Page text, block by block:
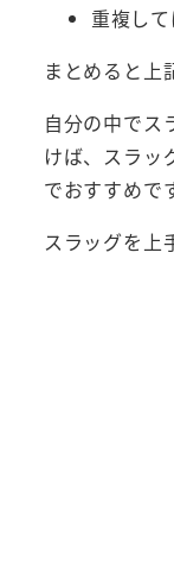
重複し
まとめると上
自分の中でス
けば、スラッ
でおすすめで
スラッグを上